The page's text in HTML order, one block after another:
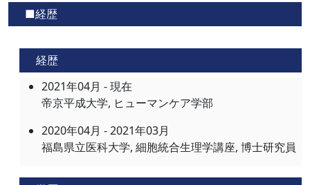
■経歴
経歴
2021年04月 - 現在
帝京平成大学, ヒューマンケア学部
2020年04月 - 2021年03月
福島県立医科大学, 細胞統合生理学講座, 博士研究員